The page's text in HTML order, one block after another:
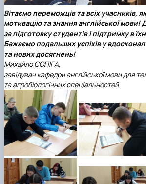
Вітаємо переможців та всіх учасників,
мотивацію та знання англійської мови!
за підготовку студентів і підтримку в
Бажаємо подальших успіхів у
та нових досягнень!
Михайло СОПІГА,
завідувач кафедри англійської мови для
та агробіологічних спеціальностей